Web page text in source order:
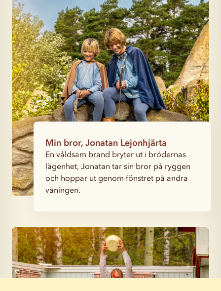
Min bror, Jonatan Lejonhjärta
En våldsam brand bryter ut i brödernas
lägenhet, Jonatan tar sin bror på ryggen
och hoppar ut genom fönstret på andra
våningen.